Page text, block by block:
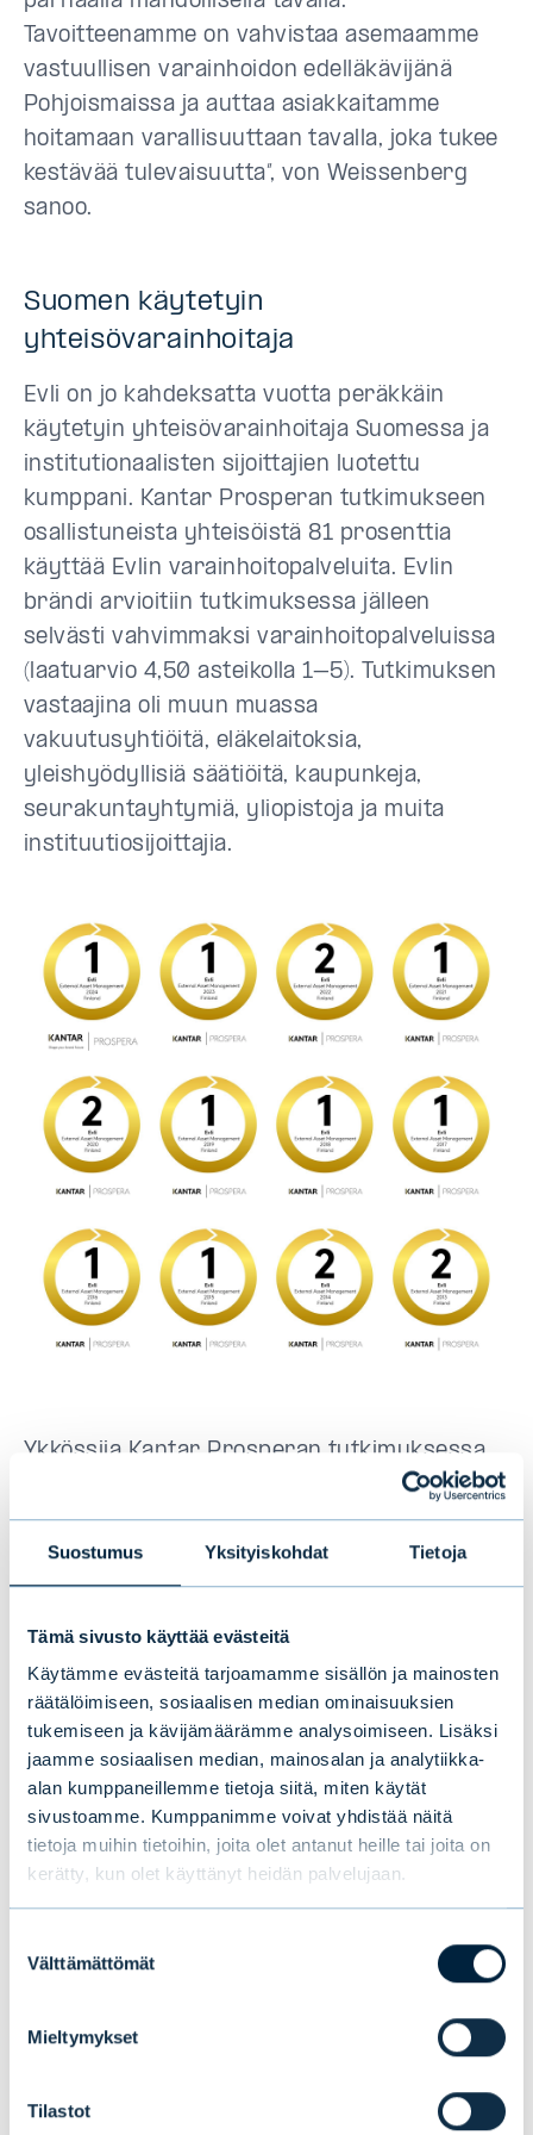
Suostumus Yksityiskohdat Tietoja
Tämä sivusto käyttää evästeitä
Käytämme evästeitä tarjoamamme sisällön ja mainosten
räätälöimiseen, sosiaalisen median ominaisuuksien
tukemiseen ja kävijämäärämme analysoimiseen. Lisäksi
jaamme sosiaalisen median, mainosalan ja analytiikka-
alan kumppaneillemme tietoja siitä, miten käytät
sivustoamme. Kumppanimme voivat yhdistää näitä
tietoja muihin tietoihin, joita olet antanut heille tai joita on
kerätty, kun olet käyttänyt heidän palvelujaan.
valinta
Välttämättömät
Mieltymykset
Tilastot
Tavoitteenamme on vahvistaa asemaamme
vastuullisen varainhoidon edelläkävijänä
Pohjoismaissa ja auttaa asiakkaitamme
hoitamaan varallisuuttaan tavalla, joka tukee
kestävää tulevaisuutta”, von Weissenberg
sanoo.
Suomen käytetyin
yhteisövarainhoitaja
Evli on jo kahdeksatta vuotta peräkkäin
käytetyin yhteisövarainhoitaja Suomessa ja
institutionaalisten sijoittajien luotettu
kumppani. Kantar Prosperan tutkimukseen
osallistuneista yhteisöistä 81 prosenttia
käyttää Evlin varainhoitopalveluita. Evlin
brändi arvioitiin tutkimuksessa jälleen
selvästi vahvimmaksi varainhoitopalveluissa
(laatuarvio 4,50 asteikolla 1–5). Tutkimuksen
vastaajina oli muun muassa
vakuutusyhtiöitä, eläkelaitoksia,
yleishyödyllisiä säätiöitä, kaupunkeja,
seurakuntayhtymiä, yliopistoja ja muita
instituutiosijoittajia.
Ykkössija Kantar Prosperan tutkimuksessa
on jatkoa muille Evlin saamille tunnustuksille
vuonna 2024. Evli saavutti historiallisen
kaksoisvoiton, kunrahastoihin keskittynyt
analyysitalo Morningstar valitsi Evli-
Ruotsissa.
Evli-Rahastoyhtiö palkittiin
toisena peräkkäisenä vuonna parhaaksi
pohjoismaiseksi rahastotaloksi Lipper Fund
Awards -vertailussakategoriassa pienet
rahastoyhtiöt. Lipper on yksi maailman
johtavia rahastoanalyysitaloja.
Lisätietoja:
Mona von Weissenberg, johtaja,
+358 405 757 403,